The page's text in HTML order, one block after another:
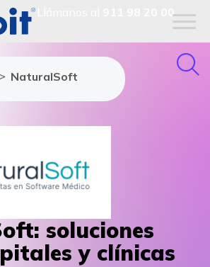
911 98 20 00
de proveedores
NaturalSoft
soluciones
y clínicas